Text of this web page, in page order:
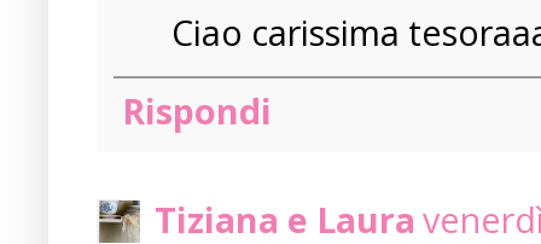
Ciao carissima
Rispondi
Tiziana e Laura